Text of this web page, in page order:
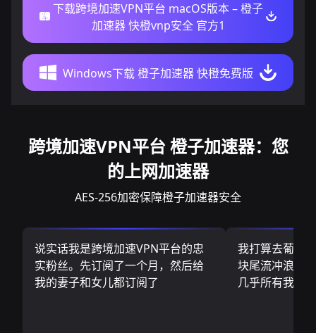
下载跨境加速VPN平台 macOS版本 – 橙子
加速器 快橙vnp安全 官方1
Windows下载 橙子加速器 快橙免费版
跨境加速VPN平台 橙子加速器：您
的上网加速器
AES-256加密保障橙子加速器安全
说实话我是跨境加速VPN平台的忠
实粉丝。先订阅了一个月，然后给
我的妻子和女儿都订阅了
我打算去葡萄
块尾流冲浪板
几乎所有我需